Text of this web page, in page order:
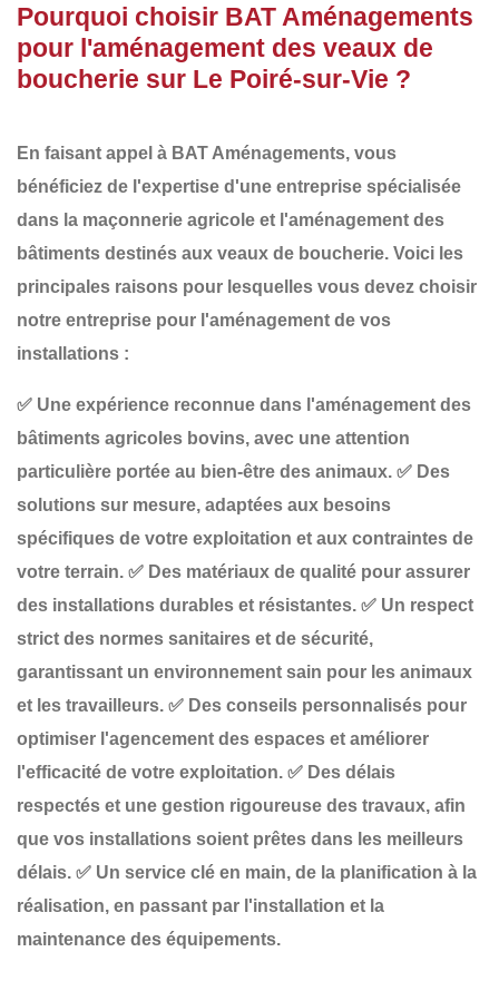
Pourquoi choisir BAT Aménagements
pour l'aménagement des veaux de
boucherie sur Le Poiré-sur-Vie ?
En faisant appel à BAT Aménagements, vous
bénéficiez de l'expertise d'une entreprise spécialisée
dans la maçonnerie agricole et l'aménagement des
bâtiments destinés aux veaux de boucherie. Voici les
principales raisons pour lesquelles vous devez choisir
notre entreprise pour l'aménagement de vos
installations :
✅ Une expérience reconnue dans l'aménagement des
bâtiments agricoles bovins, avec une attention
particulière portée au bien-être des animaux. ✅ Des
solutions sur mesure, adaptées aux besoins
spécifiques de votre exploitation et aux contraintes de
votre terrain. ✅ Des matériaux de qualité pour assurer
des installations durables et résistantes. ✅ Un respect
strict des normes sanitaires et de sécurité,
garantissant un environnement sain pour les animaux
et les travailleurs. ✅ Des conseils personnalisés pour
optimiser l'agencement des espaces et améliorer
l'efficacité de votre exploitation. ✅ Des délais
respectés et une gestion rigoureuse des travaux, afin
que vos installations soient prêtes dans les meilleurs
délais. ✅ Un service clé en main, de la planification à la
réalisation, en passant par l'installation et la
maintenance des équipements.